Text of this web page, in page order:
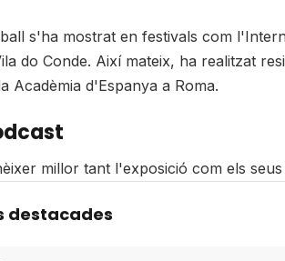
s'ha mostrat en festivals com
do Conde. Així mateix, ha realitzat
Acadèmia d'Espanya a Roma.
millor tant l'exposició com els
destacades